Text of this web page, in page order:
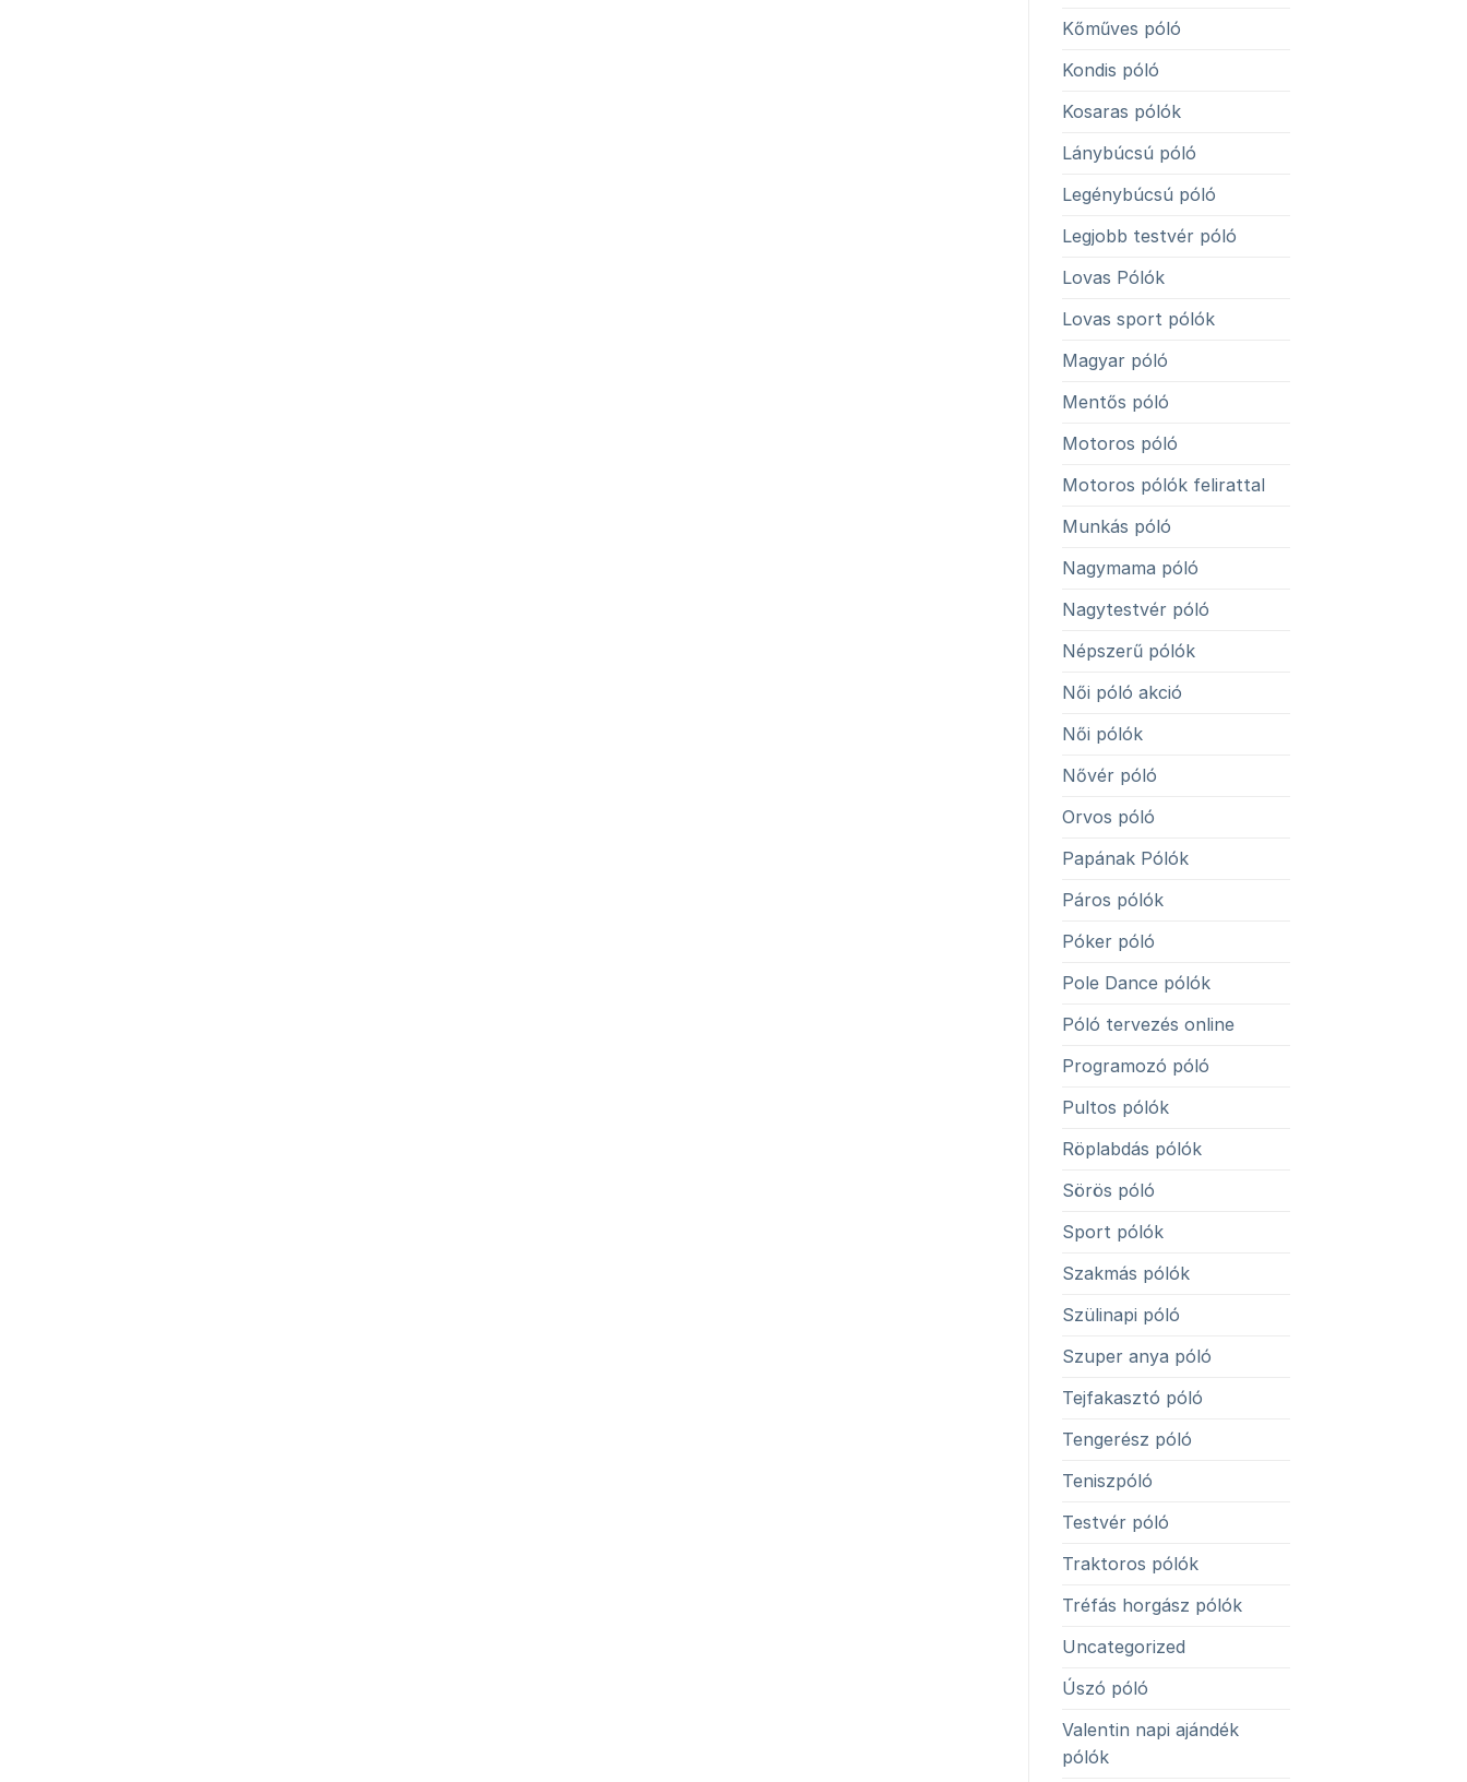
Kőműves póló
Kondis póló
Kosaras pólók
Lánybúcsú póló
Legénybúcsú póló
Legjobb testvér póló
Lovas Pólók
Lovas sport pólók
Magyar póló
Mentős póló
Motoros póló
Motoros pólók felirattal
Munkás póló
Nagymama póló
Nagytestvér póló
Népszerű pólók
Női póló akció
Női pólók
Nővér póló
Orvos póló
Papának Pólók
Páros pólók
Póker póló
Pole Dance pólók
Póló tervezés online
Programozó póló
Pultos pólók
Röplabdás pólók
Sörös póló
Sport pólók
Szakmás pólók
Szülinapi póló
Szuper anya póló
Tejfakasztó póló
Tengerész póló
Teniszpóló
Testvér póló
Traktoros pólók
Tréfás horgász pólók
Uncategorized
Úszó póló
Valentin napi ajándék
pólók